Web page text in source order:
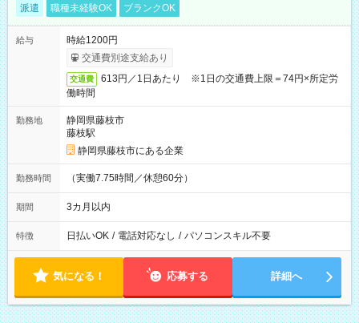
派遣 職種未経験OK ブランクOK
給与
時給1200円
交通費別途支給あり
交通費
613円／1日あたり ※1日の交通費上限＝74円×所定労
働時間
勤務地
静岡県藤枝市
藤枝駅
静岡県藤枝市にある企業
勤務時間 （実働7.75時間／休憩60分）
期間 3カ月以内
特徴 日払いOK / 電話対応なし / パソコンスキル不要
気になる！ 応募する 詳細へ